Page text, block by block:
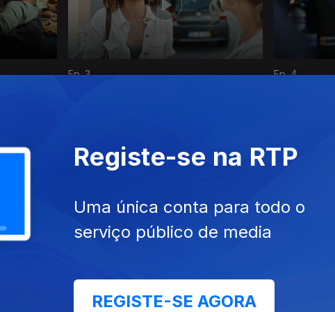
Ep. 3 Ep. 4
Ep. 7
Registe-se na RTP
Uma única conta para todo o
serviço público de media
REGISTE-SE AGORA